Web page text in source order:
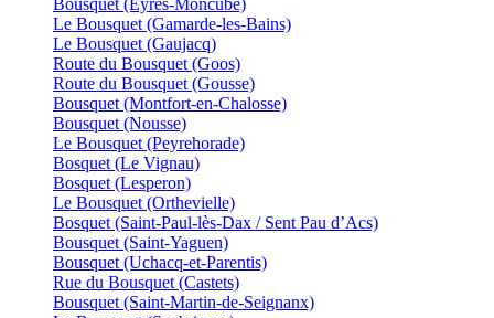
Bousquet (Eyres-Moncube)
Le Bousquet (Gamarde-les-Bains)
Le Bousquet (Gaujacq)
Route du Bousquet (Goos)
Route du Bousquet (Gousse)
Bousquet (Montfort-en-Chalosse)
Bousquet (Nousse)
Le Bousquet (Peyrehorade)
Bosquet (Le Vignau)
Bosquet (Lesperon)
Le Bousquet (Orthevielle)
Bosquet (Saint-Paul-lès-Dax / Sent Pau d’Acs)
Bousquet (Saint-Yaguen)
Bousquet (Uchacq-et-Parentis)
Rue du Bousquet (Castets)
Bousquet (Saint-Martin-de-Seignanx)